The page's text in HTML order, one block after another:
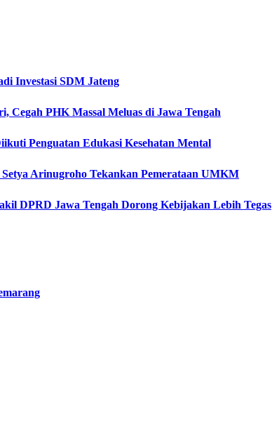
Investasi SDM Jateng
Cegah PHK Massal Meluas di Jawa Tengah
Penguatan Edukasi Kesehatan Mental
Arinugroho Tekankan Pemerataan UMKM
DPRD Jawa Tengah Dorong Kebijakan Lebih Tegas